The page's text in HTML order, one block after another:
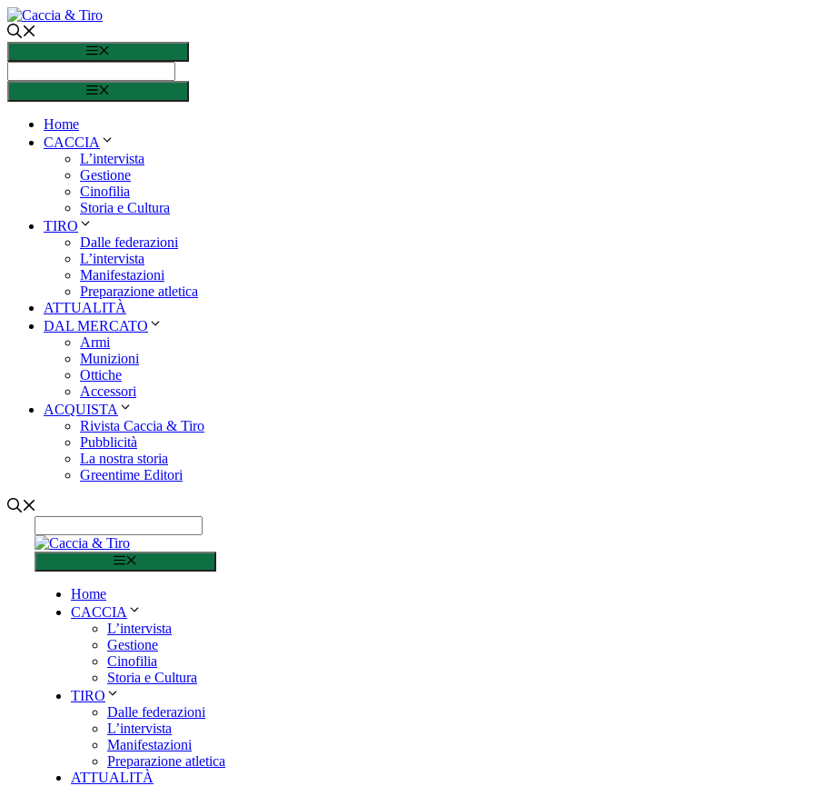
Vai al contenuto
Home
CACCIA
L’intervista
Gestione
Cinofilia
Storia e Cultura
TIRO
Dalle federazioni
L’intervista
Manifestazioni
Preparazione atletica
ATTUALITÀ
DAL MERCATO
Armi
Munizioni
Ottiche
Accessori
ACQUISTA
Rivista Caccia & Tiro
Pubblicità
La nostra storia
Greentime Editori
Home
CACCIA
L’intervista
Gestione
Cinofilia
Storia e Cultura
TIRO
Dalle federazioni
L’intervista
Manifestazioni
Preparazione atletica
ATTUALITÀ